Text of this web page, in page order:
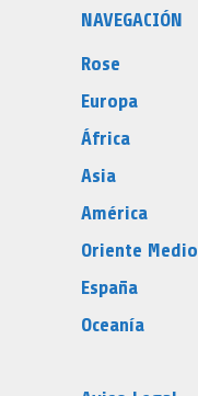
NAVEGACIÓN
Rose
Europa
África
Asia
América
Oriente Medio
España
Oceanía